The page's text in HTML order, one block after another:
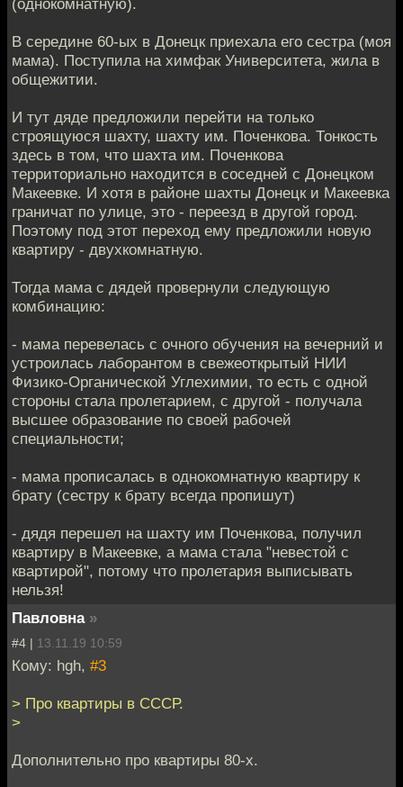
В середине 60-ых в Донецк приехала его сестра (моя
мама). Поступила на химфак Университета, жила в
общежитии.
И тут дяде предложили перейти на только
строящуюся шахту, шахту им. Поченкова. Тонкость
здесь в том, что шахта им. Поченкова
территориально находится в соседней с Донецком
Макеевке. И хотя в районе шахты Донецк и Макеевка
граничат по улице, это - переезд в другой город.
Поэтому под этот переход ему предложили новую
квартиру - двухкомнатную.
Тогда мама с дядей провернули следующую
комбинацию:
- мама перевелась с очного обучения на вечерний и
устроилась лаборантом в свежеоткрытый НИИ
Физико-Органической Углехимии, то есть с одной
стороны стала пролетарием, с другой - получала
высшее образование по своей рабочей
специальности;
- мама прописалась в однокомнатную квартиру к
брату (сестру к брату всегда пропишут)
- дядя перешел на шахту им Поченкова, получил
квартиру в Макеевке, а мама стала "невестой с
квартирой", потому что пролетария выписывать
нельзя!
Павловна »
#4 | 13.11.19 10:59
Кому: hgh, #3
> Про квартиры в СССР.
>
Дополнительно про квартиры 80-х.